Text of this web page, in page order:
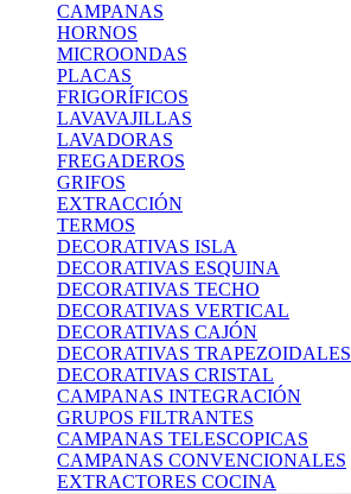
CAMPANAS
HORNOS
MICROONDAS
PLACAS
FRIGORÍFICOS
LAVAVAJILLAS
LAVADORAS
FREGADEROS
GRIFOS
EXTRACCIÓN
TERMOS
DECORATIVAS ISLA
DECORATIVAS ESQUINA
DECORATIVAS TECHO
DECORATIVAS VERTICAL
DECORATIVAS CAJÓN
DECORATIVAS TRAPEZOIDALES
DECORATIVAS CRISTAL
CAMPANAS INTEGRACIÓN
GRUPOS FILTRANTES
CAMPANAS TELESCOPICAS
CAMPANAS CONVENCIONALES
EXTRACTORES COCINA